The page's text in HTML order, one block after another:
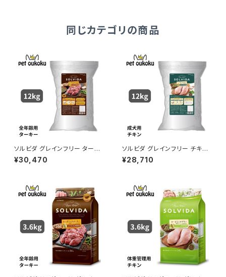
同じカテゴリの商品
ソルビダ グレインフリー ターキ
ー 室内飼育全年齢対応 12kg
4562312016156
¥30,470
ソルビダ グレインフリー チキン
室内飼育成犬用 12kg 456231
2016125
¥28,710